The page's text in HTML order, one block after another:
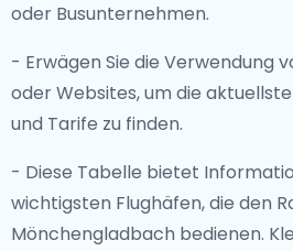
oder Busunternehmen.
- Erwägen Sie die Verwendung
oder Websites, um die
und Tarife zu finden.
- Diese Tabelle bietet
wichtigsten Flughäfen, die den
Mönchengladbach bedienen.